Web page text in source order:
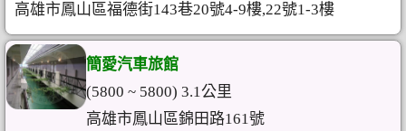
高雄市鳳山區福德街143巷20號4-9樓,22號1-3樓
簡愛汽車旅館
(5800 ~ 5800) 3.1公里
高雄市鳳山區錦田路161號